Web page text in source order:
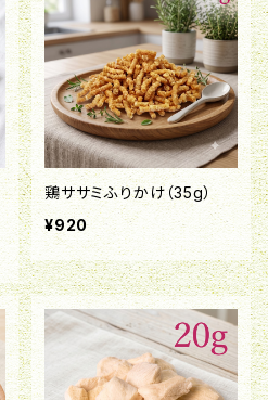
鶏ササミふりかけ（35g）
¥920